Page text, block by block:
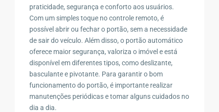
praticidade, segurança e conforto aos usuários.
Com um simples toque no controle remoto, é
possível abrir ou fechar o portão, sem a necessidade
de sair do veículo. Além disso, o portão automático
oferece maior segurança, valoriza o imóvel e está
disponível em diferentes tipos, como deslizante,
basculante e pivotante. Para garantir o bom
funcionamento do portão, é importante realizar
manutenções periódicas e tomar alguns cuidados no
dia a dia.